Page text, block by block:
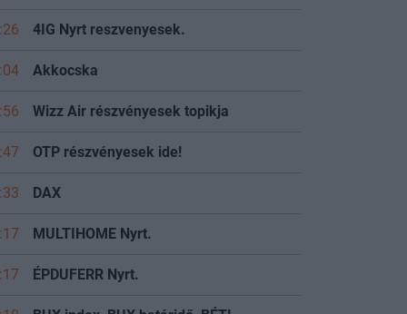
4IG Nyrt reszvenyesek.
Akkocska
Wizz Air részvényesek topikja
OTP részvényesek ide!
DAX
MULTIHOME Nyrt.
ÉPDUFERR Nyrt.